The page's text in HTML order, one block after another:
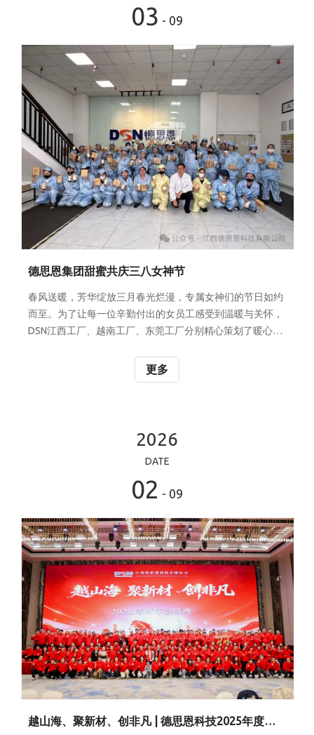
03 - 09
德思恩集团甜蜜共庆三八女神节
春风送暖，芳华绽放三月春光烂漫，专属女神们的节日如约
而至。为了让每一位辛勤付出的女员工感受到温暖与关怀，
DSN江西工厂、越南工厂、东莞工厂分别精心策划了暖心小
暖，与全体女员工们共赴春日之约，共庆专属佳节。 PART
01甜品在手 甜蜜在心江西工厂的活动室里弥漫着香甜的气
辛勤付出的甜蜜犒赏。 平日里在产线上专注忙碌的她们，此
刻暂时放下手头的工作，围坐在一起，一边品尝着松软的蛋
糕，一边聊着生活与工作中的趣事。香甜的味道在舌尖化
更多
2026
DATE
02 - 09
越山海、聚新材、创非凡 | 德思恩科技2025年度表彰暨年会盛典璀璨落幕